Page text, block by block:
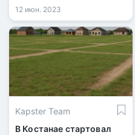
и в эксплуатацию будут
сданы третья и четвёртая
блок-секции, каждая из
которых состоит из 10
этажей.
12 июн. 2023
Kapster Team
В Костанае стартовал